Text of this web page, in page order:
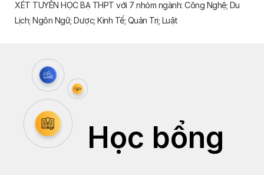
XÉT TUYỂN HỌC BẠ THPT với 7 nhóm ngành: Công Nghệ; Du
Lịch; Ngôn Ngữ; Dược; Kinh Tế; Quản Trị; Luật
Học bổng